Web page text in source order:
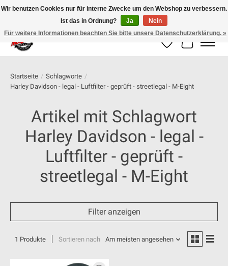
100% schweizer Onlineshop für Dein Motorrad
Wunschzettel
Ihr
Startseite / Schlagworte /
Harley Davidson - legal - Luftfilter - geprüft - streetlegal - M-Eight
Artikel mit Schlagwort
Harley Davidson - legal -
Luftfilter - geprüft -
streetlegal - M-Eight
Filter anzeigen
1 Produkte Sortieren nach Am meisten angesehen
Wir benutzen Cookies nur für interne Zwecke um den Webshop zu verbessern.
Ist das in Ordnung?
Ja
Nein
Für weitere Informationen beachten Sie bitte unsere Datenschutzerklärung. »